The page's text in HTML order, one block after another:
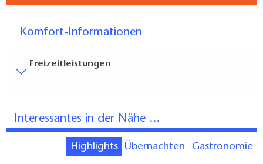
Komfort-Informationen
Freizeitleistungen
Entfernung der Besucherparkplätze zum Eingang (in
Meter, ca.): 100
Interessantes in der Nähe ...
Highlights Übernachten Gastronomie